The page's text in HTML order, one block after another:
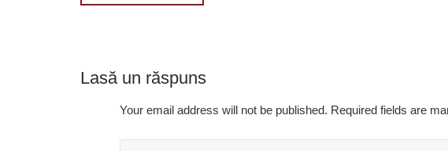
Lasă un răspuns
Your email address will not be published. Required fields are